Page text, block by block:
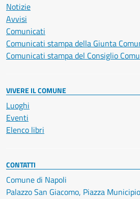
Notizie
Avvisi
Comunicati
Comunicati stampa della Giunta
Comunicati stampa del Consiglio
VIVERE IL COMUNE
Luoghi
Eventi
Elenco libri
CONTATTI
Comune di Napoli
Palazzo San Giacomo, Piazza